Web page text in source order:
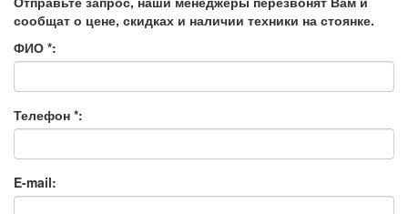
сообщат о цене, скидках и наличии техники на стоянке.
ФИО *:
Телефон *:
E-mail: